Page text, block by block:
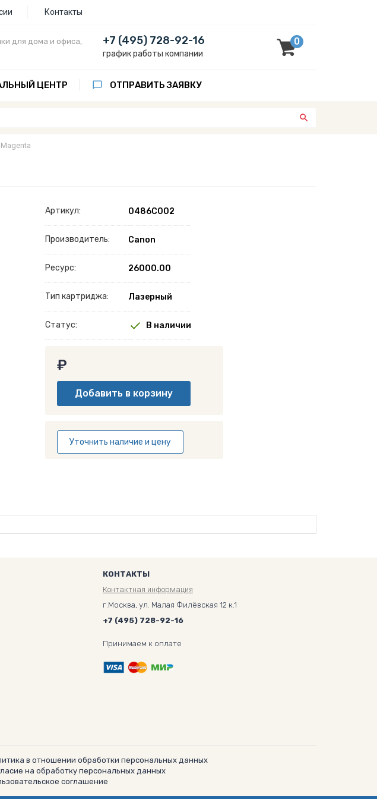
Контакты
для дома и офиса,
+7 (495) 728-92-16
график работы компании
0
ЦЕНТР ОТПРАВИТЬ ЗАЯВКУ
Артикул: 0486C002
Производитель: Canon
Ресурс: 26000.00
Тип картриджа: Лазерный
Статус: В наличии
₽
Уточнить наличие и цену
КОНТАКТЫ
Контактная информация
г.Москва, ул. Малая Филёвская 12 к.1
+7 (495) 728-92-16
Принимаем к оплате
в отношении обработки персональных данных
на обработку персональных данных
соглашение